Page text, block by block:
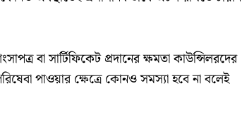
বা সার্টিফিকেট প্রদানের ক্ষমতা কাউন্সিলরদের
পাওয়ার ক্ষেত্রে কোনও সমস্যা হবে না বলেই